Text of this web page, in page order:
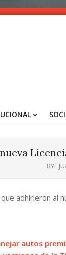
BY:
adhirieron al
autos